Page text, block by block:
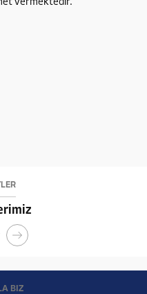
vermektedir.
BİZ